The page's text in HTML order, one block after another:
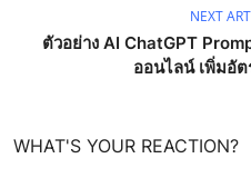
NEXT
ตัวอย่าง AI ChatGPT
ออนไลน์ เพิ่มอัต
WHAT'S YOUR REACTION?